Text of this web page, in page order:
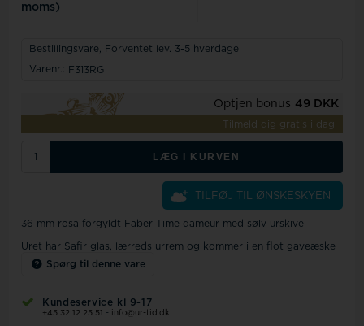
moms)
Bestillingsvare, Forventet lev. 3-5 hverdage
Varenr.: F313RG
Optjen bonus 49 DKK
Tilmeld dig gratis i dag
LÆG I KURVEN
TILFØJ TIL ØNSKESKYEN
36 mm rosa forgyldt Faber Time dameur med sølv urskive
Uret har Safir glas, lærreds urrem og kommer i en flot gaveæske
Spørg til denne vare
Kundeservice kl 9-17
+45 32 12 25 51 - info@ur-tid.dk